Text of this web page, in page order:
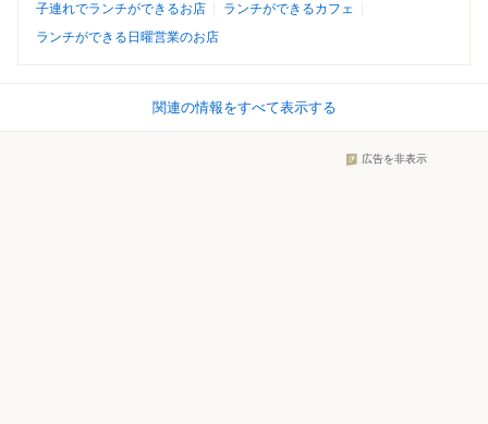
子連れでランチができるお店
ランチができるカフェ
ランチができる日曜営業のお店
関連の情報をすべて表示する
広告を非表示